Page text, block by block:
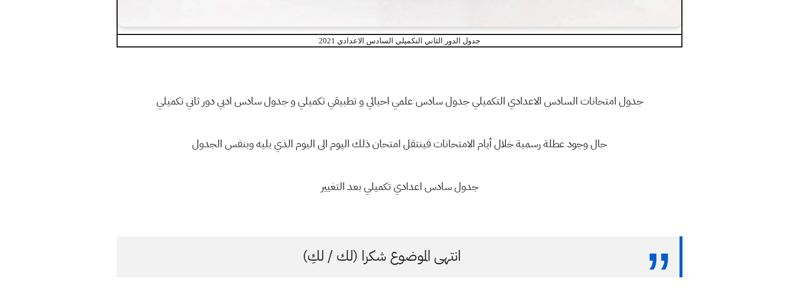
جدول الدور الثاني التكميلي السادس الاعدادي 2021
جدول امتحانات السادس الاعدادي التكميلي جدول سادس علمي احيائي و تطبيقي تكميلي و جدول سادس ادبي دور ثاني تكميلي
حال وجود عطلة رسمية خلال أيام الامتحانات فينتقل امتحان ذلك اليوم الى اليوم الذي يليه وبنفس الجدول
جدول سادس اعدادي تكميلي بعد التغيير
انتهى الموضوع شكرا (لك / لكِ)